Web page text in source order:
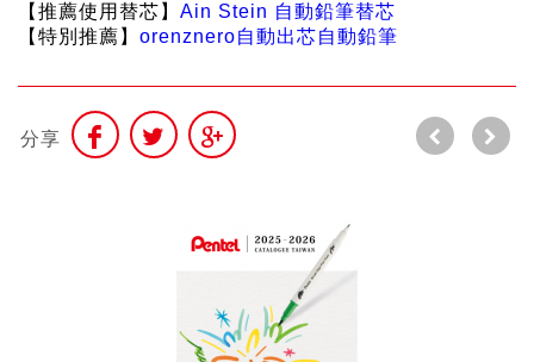
【推薦使用替芯】 Ain Stein 自動鉛筆替芯
【特別推薦】 orenznero自動出芯自動鉛筆
分享